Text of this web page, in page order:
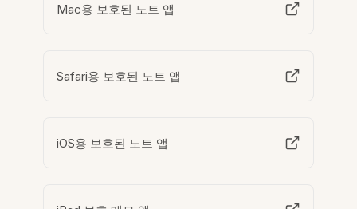
Mac용 보호된 노트 앱
Safari용 보호된 노트 앱
iOS용 보호된 노트 앱